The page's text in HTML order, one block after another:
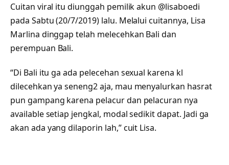
Cuitan viral itu diunggah pemilik akun @lisaboedi
pada Sabtu (20/7/2019) lalu. Melalui cuitannya, Lisa
Marlina dinggap telah melecehkan Bali dan
perempuan Bali.
“Di Bali itu ga ada pelecehan sexual karena kl
dilecehkan ya seneng2 aja, mau menyalurkan hasrat
pun gampang karena pelacur dan pelacuran nya
available setiap jengkal, modal sedikit dapat. Jadi ga
akan ada yang dilaporin lah,” cuit Lisa.